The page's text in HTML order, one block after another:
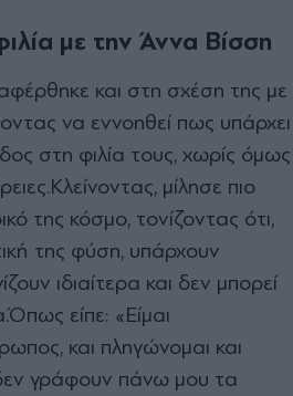
με την Άννα Βίσση
και στη σχέση της με
να εννοηθεί πως υπάρχει
στη φιλία τους, χωρίς όμως
Κλείνοντας, μίλησε πιο
της κόσμο, τονίζοντας ότι,
της φύση, υπάρχουν
ιδιαίτερα και δεν μπορεί
Όπως είπε: «Είμαι
και πληγώνομαι και
γράφουν πάνω μου τα